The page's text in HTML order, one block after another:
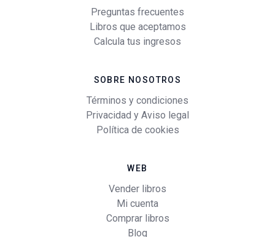
Preguntas frecuentes
Libros que aceptamos
Calcula tus ingresos
SOBRE NOSOTROS
Términos y condiciones
Privacidad y Aviso legal
Política de cookies
WEB
Vender libros
Mi cuenta
Comprar libros
Blog